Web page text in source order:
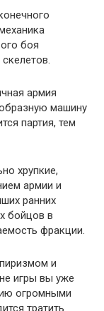
боя
армия
машину
партия, тем
хрупкие,
армии и
ранних
бойцов в
фракции.
и
игры вы уже
огромными
тратить